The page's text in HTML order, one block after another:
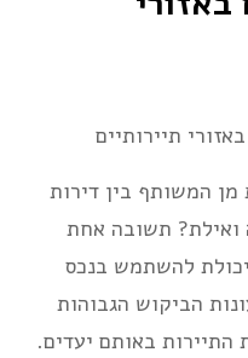
המשותף בין דירות
ואילת? תשובה אחת
להשתמש בנכס
הביקוש הגבוהות
התיירות באותם יעדים.